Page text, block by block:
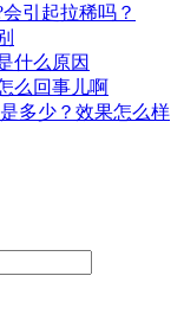
引起拉稀吗？
什么原因
么回事儿啊
多少？效果怎么样